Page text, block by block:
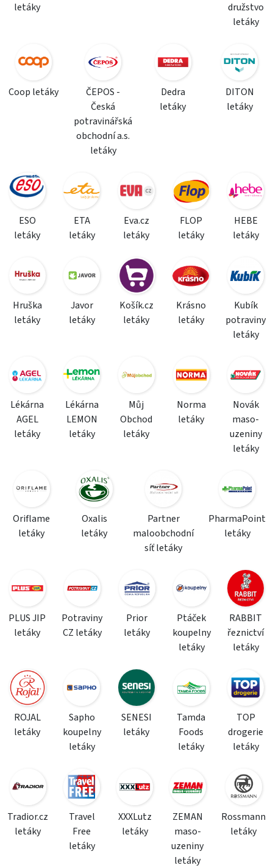
letáky
družstvo
letáky
Coop letáky
ČEPOS -
Česká
potravinářská
obchodní a.s.
letáky
Dedra
letáky
DITON
letáky
ESO
letáky
ETA
letáky
Eva.cz
letáky
FLOP
letáky
HEBE
letáky
Hruška
letáky
Javor
letáky
Košík.cz
letáky
Krásno
letáky
Kubík
potraviny
letáky
Lékárna
AGEL
letáky
Lékárna
LEMON
letáky
Můj
Obchod
letáky
Norma
letáky
Novák
maso-
uzeniny
letáky
Oriflame
letáky
Oxalis
letáky
Partner
maloobchodní
síť letáky
PharmaPoint
letáky
PLUS JIP
letáky
Potraviny
CZ letáky
Prior
letáky
Ptáček
koupelny
letáky
RABBIT
řeznictví
letáky
ROJAL
letáky
Sapho
koupelny
letáky
SENESI
letáky
Tamda
Foods
letáky
TOP
drogerie
letáky
Tradior.cz
letáky
Travel
Free
letáky
XXXLutz
letáky
ZEMAN
maso-
uzeniny
letáky
Rossmann
letáky